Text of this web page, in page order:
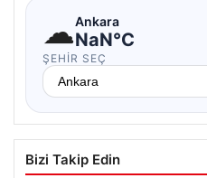
☁Ankara
NaN°C
ŞEHIR SEÇ
Bizi Takip Edin